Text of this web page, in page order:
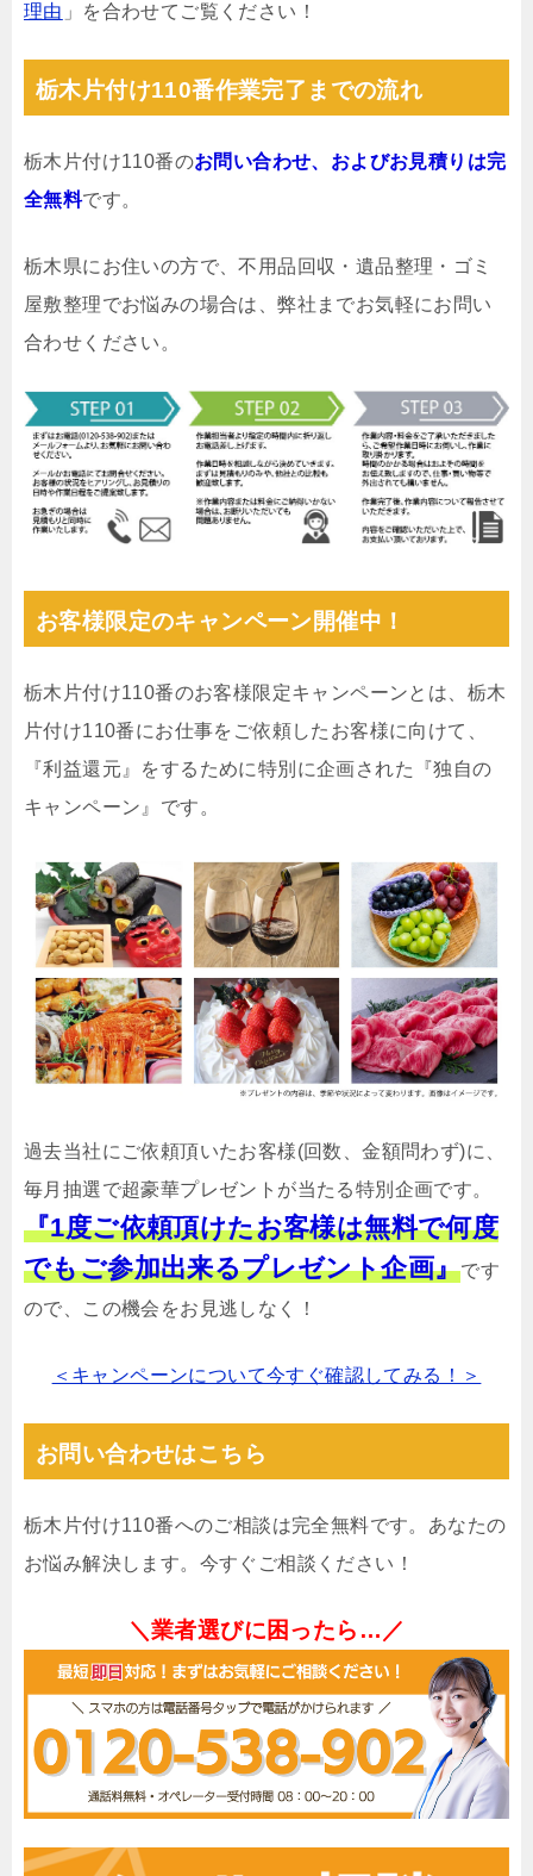
理由 」を合わせてご覧ください！
栃木片付け110番作業完了までの流れ
栃木片付け110番のお問い合わせ、およびお見積りは完
全無料です。
栃木県にお住いの方で、不用品回収・遺品整理・ゴミ
屋敷整理でお悩みの場合は、弊社までお気軽にお問い
合わせください。
お客様限定のキャンペーン開催中！
栃木片付け110番のお客様限定キャンペーンとは、栃木
片付け110番にお仕事をご依頼したお客様に向けて、
『利益還元』をするために特別に企画された『独自の
キャンペーン』です。
過去当社にご依頼頂いたお客様(回数、金額問わず)に、
毎月抽選で超豪華プレゼントが当たる特別企画です。
『1度ご依頼頂けたお客様は無料で何度
でもご参加出来るプレゼント企画』です
ので、この機会をお見逃しなく！
＜キャンペーンについて今すぐ確認してみる！＞
お問い合わせはこちら
栃木片付け110番へのご相談は完全無料です。あなたの
お悩み解決します。今すぐご相談ください！
＼業者選びに困ったら…／